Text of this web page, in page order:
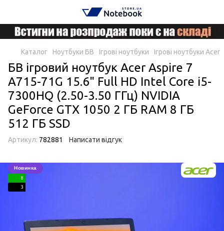
Каталог Ноутбуки БВ Ігрові ноутбуки Ігрові ноутбуки Acer
БВ ігровий ноутбук Acer Aspire 7
A715-71G 15.6" Full HD Intel Core i5-
7300HQ (2.50-3.50 ГГц) NVIDIA
GeForce GTX 1050 2 ГБ RAM 8 ГБ
512 ГБ SSD
Артикул: 782881 Написати відгук
Новинка
8
3